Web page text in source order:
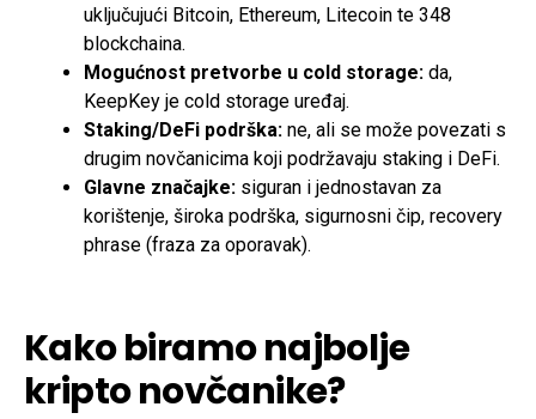
uključujući Bitcoin, Ethereum, Litecoin te 348
blockchaina.
Mogućnost pretvorbe u cold storage: da,
KeepKey je cold storage uređaj.
Staking/DeFi podrška: ne, ali se može povezati s
drugim novčanicima koji podržavaju staking i DeFi.
Glavne značajke: siguran i jednostavan za
korištenje, široka podrška, sigurnosni čip, recovery
phrase (fraza za oporavak).
Kako biramo najbolje
kripto novčanike?